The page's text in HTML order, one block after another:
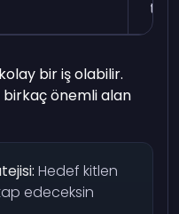
bir iş olabilir.
önemli alan
Hedef kitlen
edeceksin